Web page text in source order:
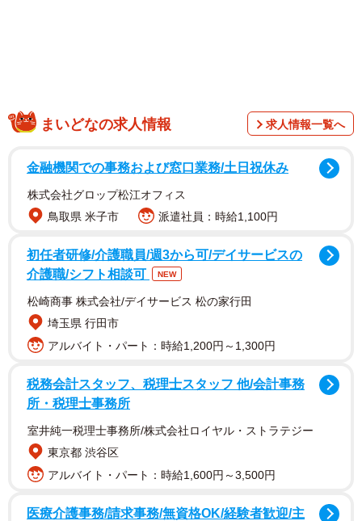
ぶしょわんこ☺︎4y ＋1yさんがXに投稿した写真が話題にな
っています。
ギュッギュされたいから、長男くんと次男くんのお靴は真
ん中。』らしい。尊い」
玄関には、きちんと揃えられた靴が整然と並んでいて、靴
の場所や置き方にも意味があるようです。
写真を見た人からは、
まいどなの求人情報 求人情報一覧へ
金融機関での事務および窓口業務/土日祝休み
株式会社グロップ松江オフィス
鳥取県 米子市
派遣社員：時給1,100円
初任者研修/介護職員/週3から可/デイサービスの
介護職/シフト相談可
NEW
松崎商事 株式会社/デイサービス 松の家行田
埼玉県 行田市
アルバイト・パート：時給1,200円～1,300円
税務会計スタッフ、税理士スタッフ 他/会計事務
所・税理士事務所
室井純一税理士事務所/株式会社ロイヤル・ストラテジー
東京都 渋谷区
アルバイト・パート：時給1,600円～3,500円
医療介護事務/請求事務/無資格OK/経験者歓迎/主